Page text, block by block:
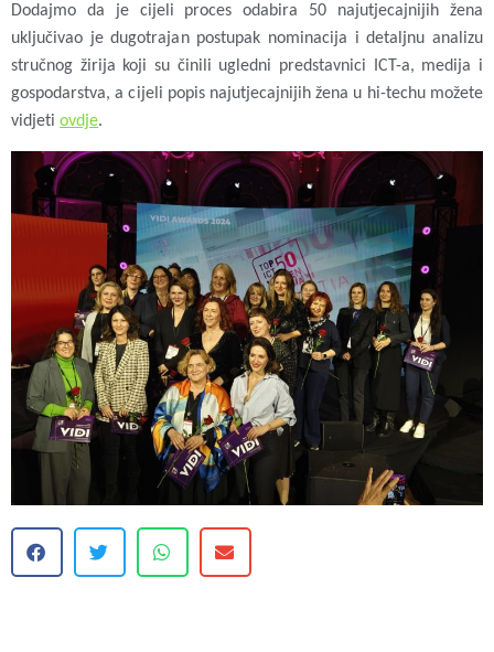
Dodajmo da je cijeli proces odabira 50 najutjecajnijih žena
uključivao je dugotrajan postupak nominacija i detaljnu analizu
stručnog žirija koji su činili ugledni predstavnici ICT-a, medija i
gospodarstva, a cijeli popis najutjecajnijih žena u hi-techu možete
vidjetiovdje.